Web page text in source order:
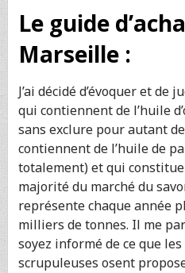
Le guide
Marseille :
J’ai décidé d’évoquer et de
qui contiennent de l’huile
sans exclure pour autant
contiennent de l’huile de
totalement) et qui
majorité du marché du
représente chaque année
milliers de tonnes. Il me
soyez informé de ce que
scrupuleuses osent